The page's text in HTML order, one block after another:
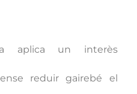
aplica un interès
reduir gairebé el